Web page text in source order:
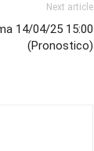
Next article
14/04/25 15:00
(Pronostico)